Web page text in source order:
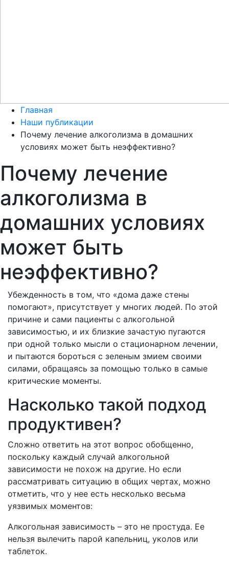
Главная
Наши публикации
Почему лечение алкоголизма в домашних
условиях может быть неэффективно?
Почему лечение
алкоголизма в
домашних условиях
может быть
неэффективно?
Убежденность в том, что «дома даже стены
помогают», присутствует у многих людей. По этой
причине и сами пациенты с алкогольной
зависимостью, и их близкие зачастую пугаются
при одной только мысли о стационарном лечении,
и пытаются бороться с зеленым змием своими
силами, обращаясь за помощью только в самые
критические моменты.
Насколько такой подход
продуктивен?
Сложно ответить на этот вопрос обобщенно,
поскольку каждый случай алкогольной
зависимости не похож на другие. Но если
рассматривать ситуацию в общих чертах, можно
отметить, что у нее есть несколько весьма
уязвимых моментов:
Алкогольная зависимость – это не простуда. Ее
нельзя вылечить парой капельниц, уколов или
таблеток.